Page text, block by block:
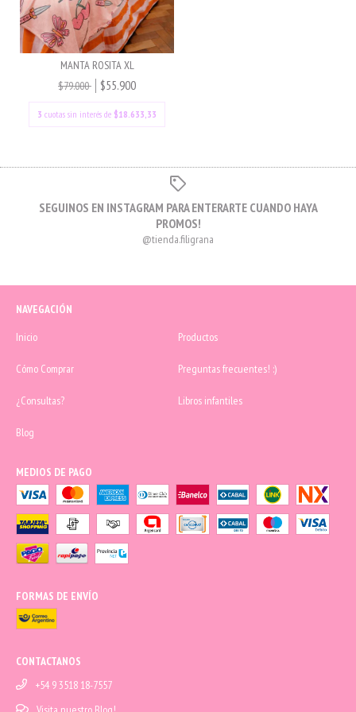
MANTA ROSITA XL
$79.000
$55.900
3 cuotas sin interés de $18.633,33
SEGUINOS EN INSTAGRAM PARA ENTERARTE CUANDO HAYA
PROMOS!
@tienda.filigrana
NAVEGACIÓN
Inicio
Productos
Cómo Comprar Preguntas frecuentes! :)
¿Consultas? Libros infantiles
Blog
MEDIOS DE PAGO
FORMAS DE ENVÍO
CONTACTANOS
+54 9 3518 18-7557